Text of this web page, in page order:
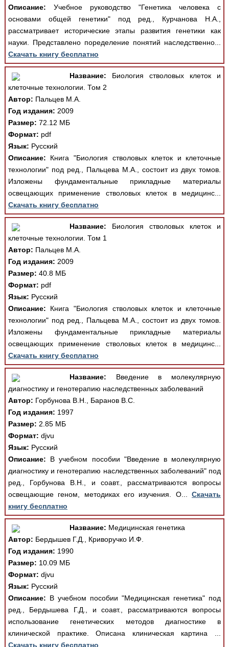
Описание: Учебное руководство "Генетика человека с
основами общей генетики" под ред., Курчанова Н.А.,
рассматривает исторические этапы развития генетики как
науки. Представлено поределение понятий наследственно...
Скачать книгу бесплатно
Название: Биология стволовых клеток и
клеточные технологии. Том 2
Автор: Пальцев М.А.
Год издания: 2009
Размер: 72.12 МБ
Формат: pdf
Язык: Русский
Описание: Книга "Биология стволовых клеток и клеточные
технологии" под ред., Пальцева М.А., состоит из двух томов.
Изложены фундаментальные прикладные материалы
освещающих применение стволовых клеток в медицинс...
Скачать книгу бесплатно
Название: Биология стволовых клеток и
клеточные технологии. Том 1
Автор: Пальцев М.А.
Год издания: 2009
Размер: 40.8 МБ
Формат: pdf
Язык: Русский
Описание: Книга "Биология стволовых клеток и клеточные
технологии" под ред., Пальцева М.А., состоит из двух томов.
Изложены фундаментальные прикладные материалы
освещающих применение стволовых клеток в медицинс...
Скачать книгу бесплатно
Название: Введение в молекулярную
диагностику и генотерапию наследственных заболеваний
Автор: Горбунова В.Н., Баранов В.С.
Год издания: 1997
Размер: 2.85 МБ
Формат: djvu
Язык: Русский
Описание: В учебном пособии "Введение в молекулярную
диагностику и генотерапию наследственных заболеваний" под
ред., Горбунова В.Н., и соавт., рассматриваются вопросы
освещающие геном, методиках его изучения. О...Скачать
книгу бесплатно
Название: Медицинская генетика
Автор: Бердышев Г.Д., Криворучко И.Ф.
Год издания: 1990
Размер: 10.09 МБ
Формат: djvu
Язык: Русский
Описание: В учебном пособии "Медицинская генетика" под
ред., Бердышева Г.Д., и соавт., рассматриваются вопросы
использование генетических методов диагностике в
клинической практике. Описана клиническая картина ...
Скачать книгу бесплатно